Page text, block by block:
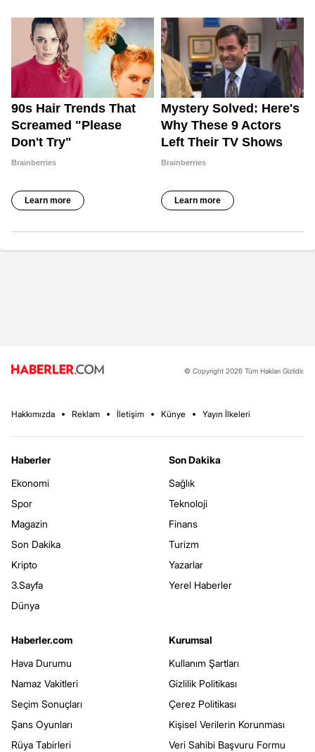
© Copyright 2026 Tüm Hakları Gizlidir.
Hakkımızda Reklam İletişim Künye Yayın İlkeleri
Haberler
Ekonomi
Spor
Magazin
Son Dakika
Kripto
3.Sayfa
Dünya
Son Dakika
Sağlık
Teknoloji
Finans
Turizm
Yazarlar
Yerel Haberler
Haberler.com
Hava Durumu
Namaz Vakitleri
Seçim Sonuçları
Şans Oyunları
Rüya Tabirleri
Kurumsal
Kullanım Şartları
Gizlilik Politikası
Çerez Politikası
Kişisel Verilerin Korunması
Veri Sahibi Başvuru Formu